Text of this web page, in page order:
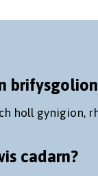
brifysgolion
holl gynigion,
cadarn?